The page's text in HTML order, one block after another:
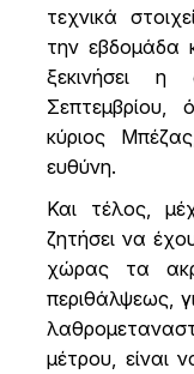
τεχνικά
την εβδομάδα
ξεκινήσει η
κύριος
ευθύνη.
Και τέλος,
ζητήσει να
χώρας τα
περιθάλψεως,
μέτρου, είναι